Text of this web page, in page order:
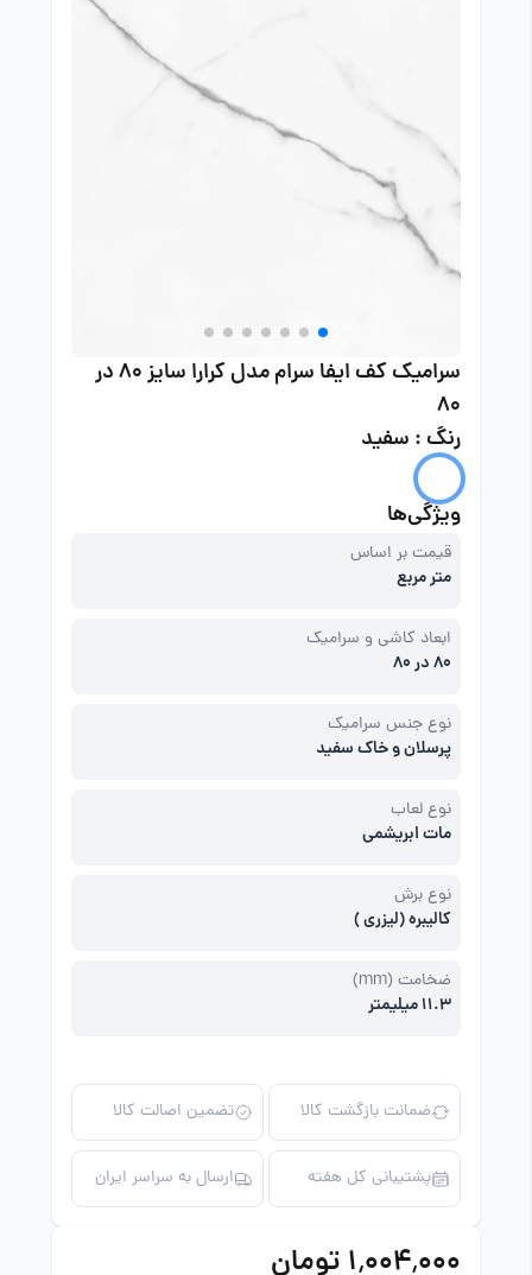
سرامیک کف ایفا سرام مدل کرارا سایز 80 در
80
رنگ : سفید
ویژگی‌ها
قیمت بر اساس
متر مربع
ابعاد کاشی و سرامیک
80 در 80
نوع جنس سرامیک
پرسلان و خاک سفید
نوع لعاب
مات ابریشمی
نوع برش
کالیبره (لیزری )
ضخامت (mm)
11.3 میلیمتر
ضمانت بازگشت کالا تضمین اصالت کالا
پشتیبانی کل هفته ارسال به سراسر ایران
۱٬۰۰۴٬۰۰۰ تومان